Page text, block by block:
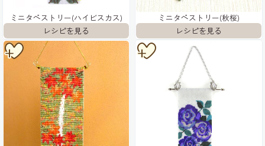
ミニタペストリー(ハイビスカス) ミニタペストリー(秋桜)